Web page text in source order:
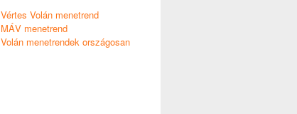
Vértes Volán menetrend
MÁV menetrend
Volán menetrendek országosan